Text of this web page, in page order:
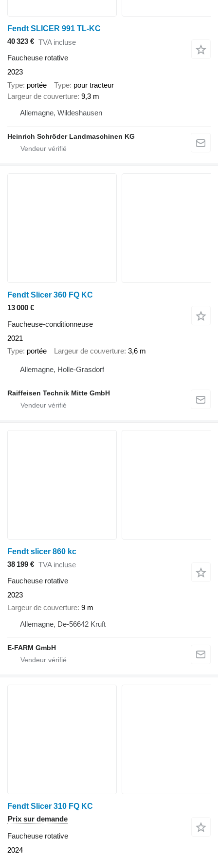
Fendt SLICER 991 TL-KC
40 323 € TVA incluse
Faucheuse rotative
2023
Type portée Type pour tracteur
Largeur de couverture 9,3 m
Allemagne, Wildeshausen
Heinrich Schröder Landmaschinen KG
Fendt Slicer 360 FQ KC
13 000 €
Faucheuse-conditionneuse
2021
Type portée Largeur de couverture 3,6 m
Allemagne, Holle-Grasdorf
Raiffeisen Technik Mitte GmbH
Fendt slicer 860 kc
38 199 € TVA incluse
Faucheuse rotative
2023
Largeur de couverture 9 m
Allemagne, De-56642 Kruft
E-FARM GmbH
Fendt Slicer 310 FQ KC
Prix sur demande
Faucheuse rotative
2024